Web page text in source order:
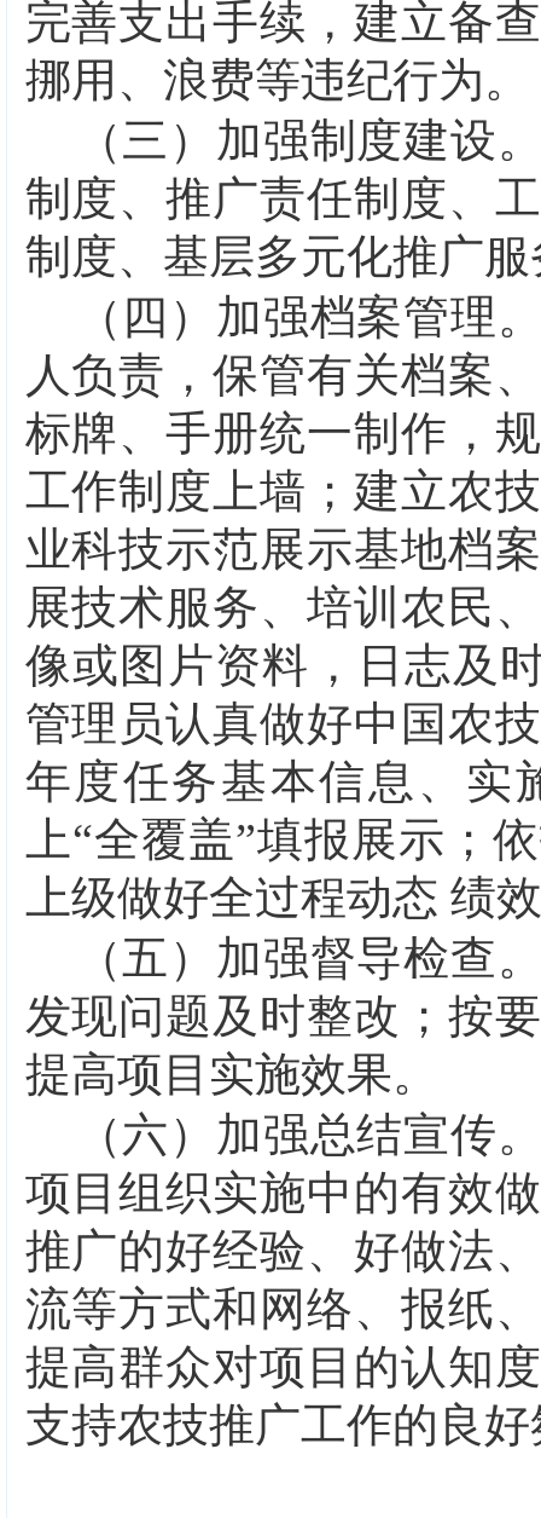
完善支出手续，建立备
挪用、浪费等违纪行为。
（三）加强制度建设
制度、推广责任制度、
制度、基层多元化推广
（四）加强档案管理
人负责，保管有关档案
标牌、手册统一制作，
工作制度上墙；建立农
业科技示范展示基地档
展技术服务、培训农民
像或图片资料，日志及
管理员认真做好中国农
年度任务基本信息、实
上“全覆盖”填报展示；
上级做好全过程动态 绩
（五）加强督导检查
发现问题及时整改；按
提高项目实施效果。
（六）加强总结宣传
项目组织实施中的有效
推广的好经验、好做法
流等方式和网络、报纸
提高群众对项目的认知
支持农技推广工作的良